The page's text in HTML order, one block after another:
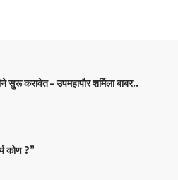
करावेत – उपमहापौर शर्मिला बाबर..
कोण ?”